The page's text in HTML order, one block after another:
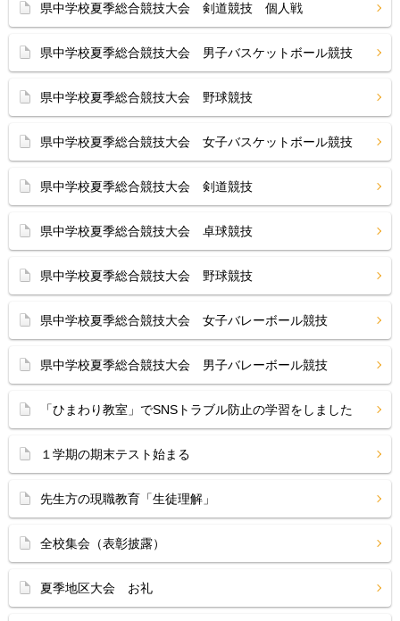
県中学校夏季総合競技大会 剣道競技 個人戦
県中学校夏季総合競技大会 男子バスケットボール競技
県中学校夏季総合競技大会 野球競技
県中学校夏季総合競技大会 女子バスケットボール競技
県中学校夏季総合競技大会 剣道競技
県中学校夏季総合競技大会 卓球競技
県中学校夏季総合競技大会 野球競技
県中学校夏季総合競技大会 女子バレーボール競技
県中学校夏季総合競技大会 男子バレーボール競技
「ひまわり教室」でSNSトラブル防止の学習をしました
１学期の期末テスト始まる
先生方の現職教育「生徒理解」
全校集会（表彰披露）
夏季地区大会 お礼